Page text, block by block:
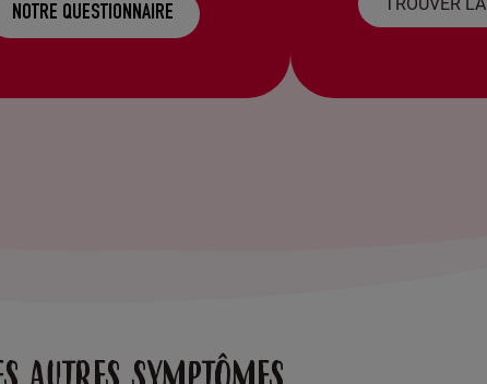
NOTRE QUESTIONNAIRE